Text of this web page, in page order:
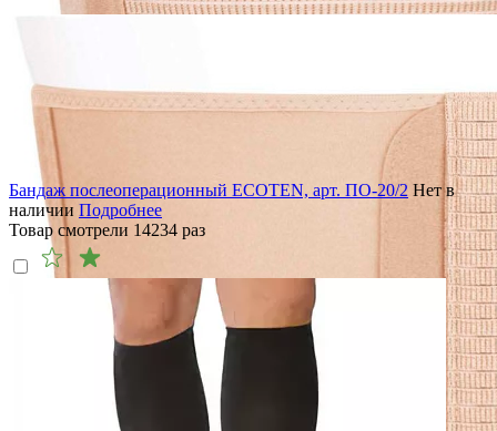
Бандаж послеоперационный ECOTEN, арт. ПО-20/2 Нет в
наличии Подробнее
Товар смотрели 14234 раз